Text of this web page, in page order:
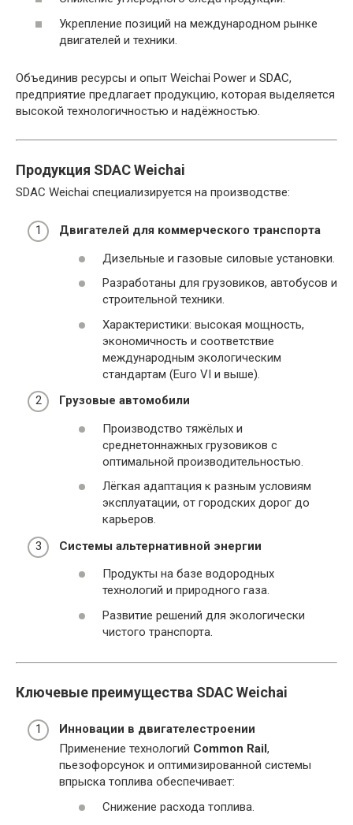
Укрепление позиций на международном рынке
двигателей и техники.
Объединив ресурсы и опыт Weichai Power и SDAC,
предприятие предлагает продукцию, которая выделяется
высокой технологичностью и надёжностью.
Продукция SDAC Weichai
SDAC Weichai специализируется на производстве:
Двигателей для коммерческого транспорта
Дизельные и газовые силовые установки.
Разработаны для грузовиков, автобусов и
строительной техники.
Характеристики: высокая мощность,
экономичность и соответствие
международным экологическим
стандартам (Euro VI и выше).
Грузовые автомобили
Производство тяжёлых и
среднетоннажных грузовиков с
оптимальной производительностью.
Лёгкая адаптация к разным условиям
эксплуатации, от городских дорог до
карьеров.
Системы альтернативной энергии
Продукты на базе водородных
технологий и природного газа.
Развитие решений для экологически
чистого транспорта.
Ключевые преимущества SDAC Weichai
Инновации в двигателестроении
Применение технологий Common Rail,
пьезофорсунок и оптимизированной системы
впрыска топлива обеспечивает:
Снижение расхода топлива.